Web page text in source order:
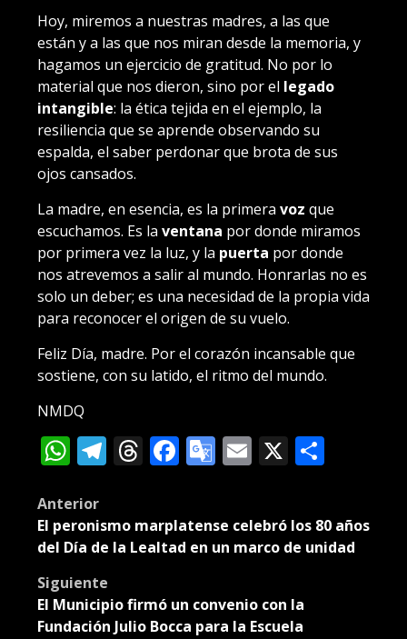
Hoy, miremos a nuestras madres, a las que
están y a las que nos miran desde la memoria, y
hagamos un ejercicio de gratitud. No por lo
material que nos dieron, sino por el legado
intangible: la ética tejida en el ejemplo, la
resiliencia que se aprende observando su
espalda, el saber perdonar que brota de sus
ojos cansados.
La madre, en esencia, es la primera voz que
escuchamos. Es la ventana por donde miramos
por primera vez la luz, y la puerta por donde
nos atrevemos a salir al mundo. Honrarlas no es
solo un deber; es una necesidad de la propia vida
para reconocer el origen de su vuelo.
Feliz Día, madre. Por el corazón incansable que
sostiene, con su latido, el ritmo del mundo.
NMDQ
WhatsApp
Telegram
Threads
Facebook
Google
Email
X
Post
navigation
Anterior
El peronismo marplatense celebró los 80 años
del Día de la Lealtad en un marco de unidad
Siguiente
El Municipio firmó un convenio con la
Fundación Julio Bocca para la Escuela